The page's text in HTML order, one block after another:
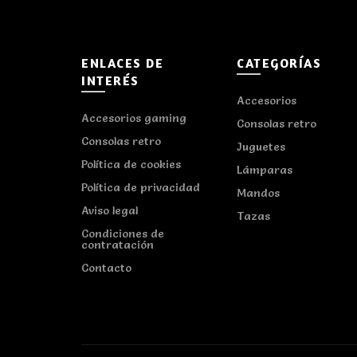
ENLACES DE
INTERÉS
Accesorios gaming
Consolas retro
Política de cookies
Política de privacidad
Aviso legal
Condiciones de
contratación
Contacto
CATEGORÍAS
Accesorios
Consolas retro
Juguetes
Lámparas
Mandos
Tazas